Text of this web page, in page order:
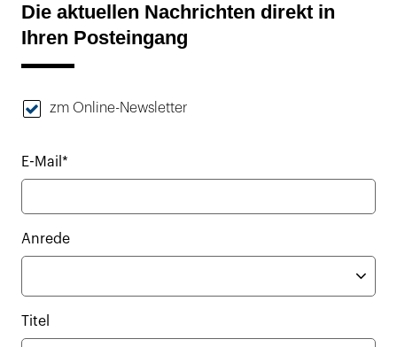
Die aktuellen Nachrichten direkt in
Ihren Posteingang
zm Online-Newsletter
E-Mail*
Anrede
Titel